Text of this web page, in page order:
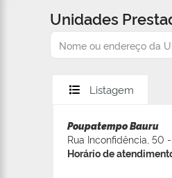
Unidades
Listagem
Poupatempo Bauru
Rua Inconfidência, 50
Horário de